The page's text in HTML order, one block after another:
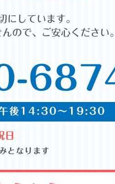
にしています。
ので、ご安心ください。
後14:30～19:30
日
となります